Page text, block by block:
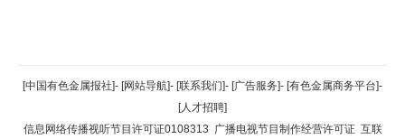
返回顶部
返回首页
[中国有色金属报社]- [网站导航]- [联系我们]- [广告服务]- [有色金属商务平台]-
[人才招聘]
信息网络传播视听节目许可证0108313 广播电视节目制作经营许可证 互联